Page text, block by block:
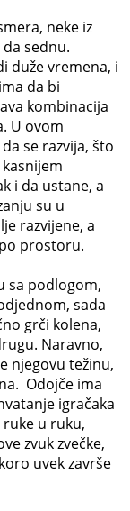
neke iz
sednu.
duže vremena, i
da bi
kombinacija
U ovom
se razvija, što
i da ustane, a
su u
razvijene, a
prostoru.
sa podlogom,
sada
grči kolena,
Naravno,
njegovu težinu,
Odojče ima
igračaka
ruke u ruku,
zvuk zvečke,
uvek završe